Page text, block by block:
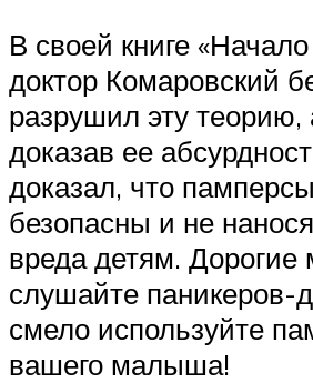
В своей книге
доктор Комаровский
разрушил эту теорию,
доказав ее
доказал, что
безопасны и не
вреда детям. Дорогие
слушайте паникеров-
смело используйте
вашего малыша!